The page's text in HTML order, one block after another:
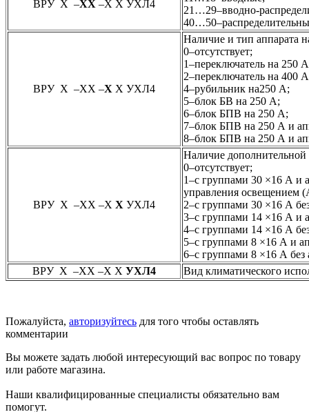
ВРУ Х –ХХ –Х Х УХЛ4
21…29–вводно-
ВРУ Х –ХХ –Х Х УХЛ4
Наличие и тип аппарата
0–отсутствует;
1–переключатель на 250
2–переключатель на 400
4–рубильник на250 А;
5–блок БВ на 250 А;
6–блок БПВ на 250 А;
7–блок БПВ на 250 А и
8–блок БПВ на 250 А и
ВРУ Х –ХХ –Х Х УХЛ4
Наличие дополнительной
0–отсутствует;
1–с группами 30 ×16 А и
управления освещением
2–с группами 30 ×16 А
3–с группами 14 ×16 А и
4–с группами 14 ×16 А
5–с группами 8 ×16 А и
6–с группами 8 ×16 А
ВРУ Х –ХХ –Х Х УХЛ4 Вид климатического
Пожалуйста, авторизуйтесь для того чтобы оставлять
комментарии
Вы можете задать любой интересующий вас вопрос по товару
или работе магазина.
Наши квалифицированные специалисты обязательно вам
помогут.